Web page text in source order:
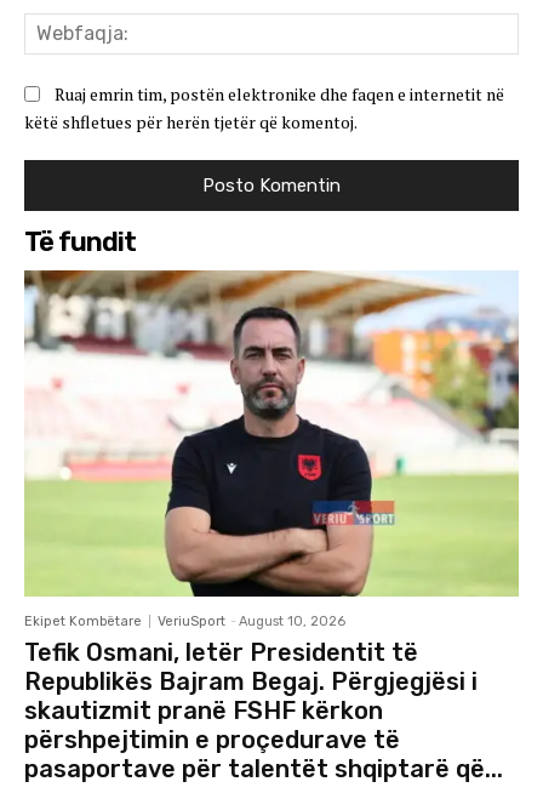
Ruaj emrin tim, postën elektronike dhe faqen e internetit në
këtë shfletues për herën tjetër që komentoj.
Të fundit
Ekipet Kombëtare VeriuSport - August 10, 2026
Tefik Osmani, letër Presidentit të
Republikës Bajram Begaj. Përgjegjësi i
skautizmit pranë FSHF kërkon
përshpejtimin e proçedurave të
pasaportave për talentët shqiptarë që...